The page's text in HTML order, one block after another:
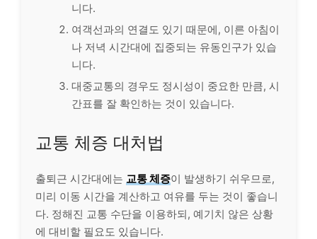
니다.
여객선과의 연결도 있기 때문에, 이른 아침이
나 저녁 시간대에 집중되는 유동인구가 있습
니다.
대중교통의 경우도 정시성이 중요한 만큼, 시
간표를 잘 확인하는 것이 있습니다.
교통 체증 대처법
출퇴근 시간대에는 교통 체증이 발생하기 쉬우므로,
미리 이동 시간을 계산하고 여유를 두는 것이 좋습니
다. 정해진 교통 수단을 이용하되, 예기치 않은 상황
에 대비할 필요도 있습니다.